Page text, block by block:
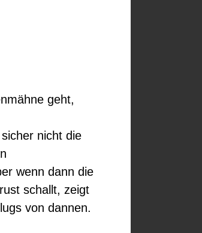
geht,
nicht die
wenn dann die
schallt, zeigt
von dannen.